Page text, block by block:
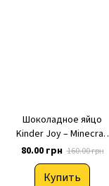
Шоколадное яйцо
Kinder Joy – Minecraft
Киндер Джой
Майнкрафт (коллекция
2026) 20 г, 1 шт
80.00 грн 160.00 грн
Купить